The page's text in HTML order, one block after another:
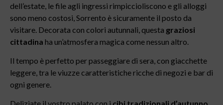
dell’estate, le file agli ingressi rimpiccioliscono e gli alloggi
sono meno costosi, Sorrento è sicuramente il posto da
visitare. Decorata con colori autunnali, questa graziosi
cittadina ha un’atmosfera magica come nessun altro.
Il tempo è perfetto per passeggiare di sera, con giacchette
leggere, tra le viuzze caratteristiche ricche di negozi e bar di
ogni genere.